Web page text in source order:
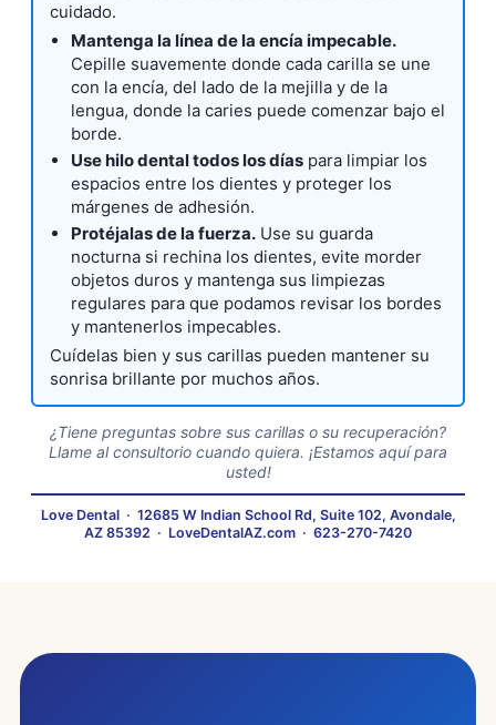
cuidado.
Mantenga la línea de la encía impecable.
Cepille suavemente donde cada carilla se une
con la encía, del lado de la mejilla y de la
lengua, donde la caries puede comenzar bajo el
borde.
Use hilo dental todos los días para limpiar los
espacios entre los dientes y proteger los
márgenes de adhesión.
Protéjalas de la fuerza. Use su guarda
nocturna si rechina los dientes, evite morder
objetos duros y mantenga sus limpiezas
regulares para que podamos revisar los bordes
y mantenerlos impecables.
Cuídelas bien y sus carillas pueden mantener su
sonrisa brillante por muchos años.
¿Tiene preguntas sobre sus carillas o su recuperación?
Llame al consultorio cuando quiera. ¡Estamos aquí para
usted!
Love Dental· 12685 W Indian School Rd, Suite 102, Avondale,
AZ 85392 · LoveDentalAZ.com · 623-270-7420